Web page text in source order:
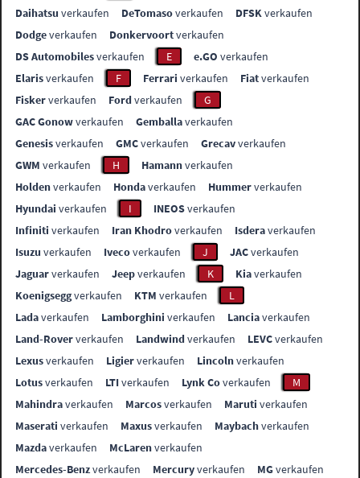
Daihatsu verkaufen DeTomasoverkaufen DFSKverkaufen
Dodgeverkaufen Donkervoortverkaufen
DS Automobilesverkaufen E e.GO verkaufen
Elarisverkaufen F Ferrari verkaufen Fiatverkaufen
Fiskerverkaufen Fordverkaufen
G
GAC Gonowverkaufen Gemballaverkaufen
Genesisverkaufen GMCverkaufen Grecavverkaufen
GWM verkaufen H Hamannverkaufen
Holdenverkaufen Hondaverkaufen Hummerverkaufen
Hyundai verkaufen I INEOSverkaufen
Infiniti verkaufen Iran Khodroverkaufen Isderaverkaufen
Isuzu verkaufen Ivecoverkaufen J JACverkaufen
Jaguarverkaufen Jeepverkaufen K Kiaverkaufen
Koenigseggverkaufen KTM verkaufen
L
Ladaverkaufen Lamborghini verkaufen Lanciaverkaufen
Land-Roververkaufen Landwindverkaufen LEVCverkaufen
Lexusverkaufen Ligierverkaufen Lincolnverkaufen
Lotusverkaufen LTIverkaufen Lynk Coverkaufen
M
Mahindraverkaufen Marcosverkaufen Maruti verkaufen
Maserati verkaufen Maxusverkaufen Maybachverkaufen
Mazdaverkaufen McLarenverkaufen
Mercedes-Benzverkaufen Mercuryverkaufen MGverkaufen